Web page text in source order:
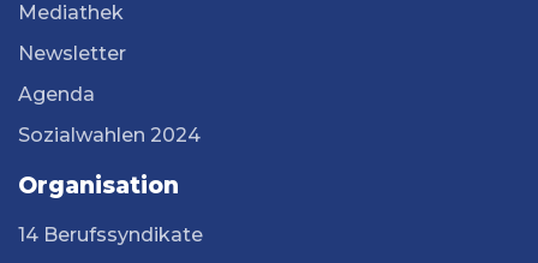
Mediathek
Newsletter
Agenda
Sozialwahlen 2024
Organisation
14 Berufssyndikate